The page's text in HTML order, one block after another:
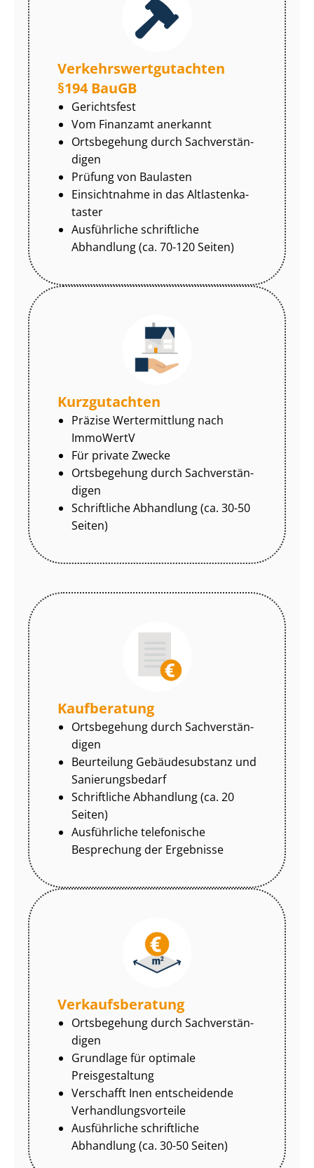
Ver­kehrs­wert­gut­ach­ten
§194 BauGB
Gerichtsfest
Vom Finanzamt anerkannt
Ortsbegehung durch Sach­ver­stän­
di­gen
Prüfung von Baulasten
Einsichtnahme in das Alt­las­ten­ka­
tas­ter
Ausführliche schriftliche
Abhandlung (ca. 70-120 Seiten)
Kurzgutachten
Präzise Wertermittlung nach
ImmoWertV
Für private Zwecke
Ortsbegehung durch Sach­ver­stän­
di­gen
Schriftliche Abhandlung (ca. 30-50
Seiten)
Kaufberatung
Ortsbegehung durch Sach­ver­stän­
di­gen
Beurteilung Gebäudesubstanz und
Sa­nie­rungs­be­darf
Schriftliche Abhandlung (ca. 20
Seiten)
Ausführliche telefonische
Besprechung der Ergebnisse
Ver­kaufs­be­ra­tung
Ortsbegehung durch Sach­ver­stän­
di­gen
Grundlage für optimale
Preisgestaltung
Verschafft Inen entscheidende
Ver­hand­lungs­vor­tei­le
Ausführliche schriftliche
Abhandlung (ca. 30-50 Seiten)